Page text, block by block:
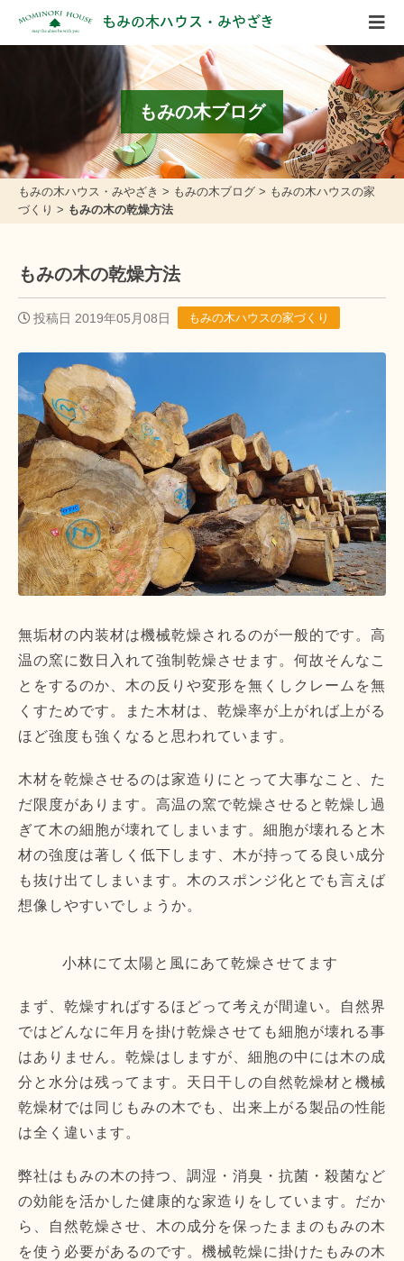
もみの木ハウス・みやざき
もみの木ブログ
もみの木ハウス・みやざき > もみの木ブログ > もみの木ハウスの家
づくり > もみの木の乾燥方法
もみの木の乾燥方法
投稿日 2019年05月08日 もみの木ハウスの家づくり
無垢材の内装材は機械乾燥されるのが一般的です。高
温の窯に数日入れて強制乾燥させます。何故そんなこ
とをするのか、木の反りや変形を無くしクレームを無
くすためです。また木材は、乾燥率が上がれば上がる
ほど強度も強くなると思われています。
木材を乾燥させるのは家造りにとって大事なこと、た
だ限度があります。高温の窯で乾燥させると乾燥し過
ぎて木の細胞が壊れてしまいます。細胞が壊れると木
材の強度は著しく低下します、木が持ってる良い成分
も抜け出てしまいます。木のスポンジ化とでも言えば
想像しやすいでしょうか。
小林にて太陽と風にあて乾燥させてます
まず、乾燥すればするほどって考えが間違い。自然界
ではどんなに年月を掛け乾燥させても細胞が壊れる事
はありません。乾燥はしますが、細胞の中には木の成
分と水分は残ってます。天日干しの自然乾燥材と機械
乾燥材では同じもみの木でも、出来上がる製品の性能
は全く違います。
弊社はもみの木の持つ、調湿・消臭・抗菌・殺菌など
の効能を活かした健康的な家造りをしています。だか
ら、自然乾燥させ、木の成分を保ったままのもみの木
を使う必要があるのです。機械乾燥に掛けたもみの木